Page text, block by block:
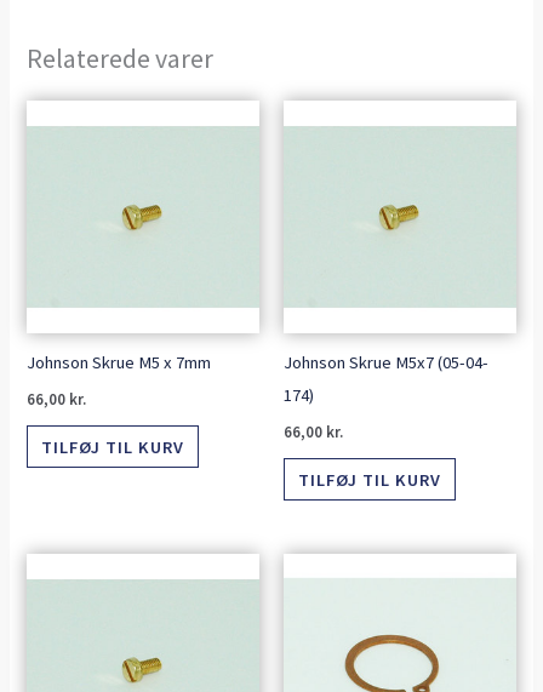
Relaterede varer
Johnson Skrue M5 x 7mm
66,00 kr.
TILFØJ TIL KURV
Johnson Skrue M5x7 (05-04-
174)
66,00 kr.
TILFØJ TIL KURV